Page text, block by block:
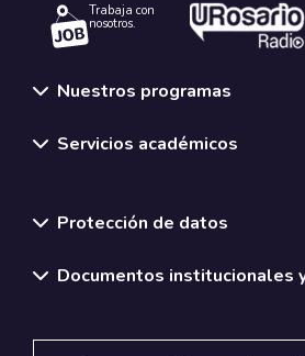
Trabaja con
nosotros.
Nuestros programas
Servicios académicos
Protección de datos
Documentos institucionales